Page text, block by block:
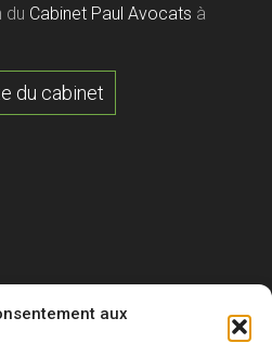
aux
du Cabinet Paul Avocats à
du cabinet